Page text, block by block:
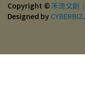
Copyright © 禾流文創
Designed by CYBERBIZ.